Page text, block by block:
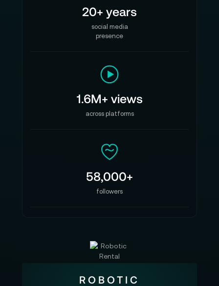
20+ years
social media
presence
1.6M+ views
across platforms
58,000+
followers
ROBOTIC